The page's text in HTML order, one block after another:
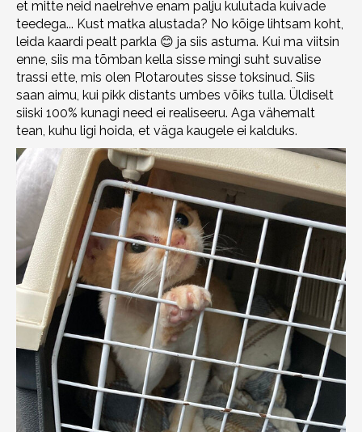
et mitte neid naelrehve enam palju kulutada kuivade
teedega... Kust matka alustada? No kõige lihtsam koht,
leida kaardi pealt parkla 😊 ja siis astuma. Kui ma viitsin
enne, siis ma tõmban kella sisse mingi suht suvalise
trassi ette, mis olen Plotaroutes sisse toksinud. Siis
saan aimu, kui pikk distants umbes võiks tulla. Üldiselt
siiski 100% kunagi need ei realiseeru. Aga vähemalt
tean, kuhu ligi hoida, et väga kaugele ei kalduks.